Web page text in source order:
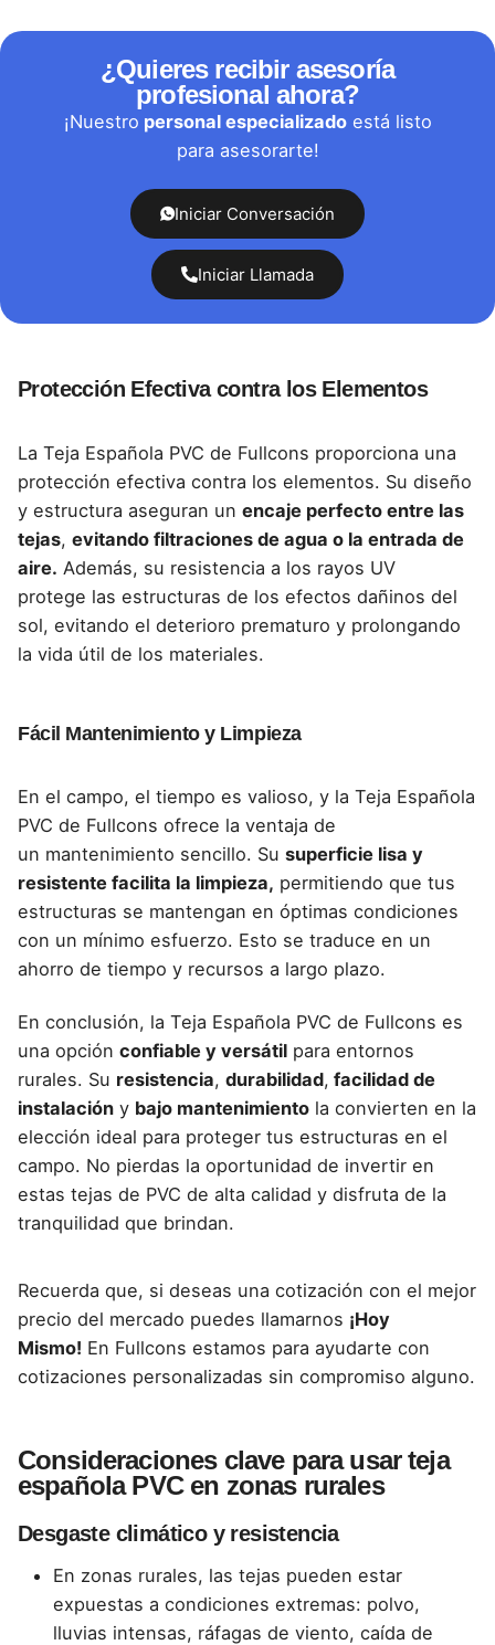
¿Quieres recibir asesoría
profesional ahora?
¡Nuestro personal especializadoestá listo
para asesorarte!
Iniciar Conversación
Iniciar Llamada
Protección Efectiva contra los Elementos
La Teja Española PVC de Fullcons proporciona una
protección efectiva contra los elementos. Su diseño
y estructura aseguran un encaje perfecto entre las
tejas, evitando filtraciones de agua o la entrada de
aire. Además, su resistencia a los rayos UV
protege las estructuras de los efectos dañinos del
sol, evitando el deterioro prematuro y prolongando
la vida útil de los materiales.
Fácil Mantenimiento y Limpieza
En el campo, el tiempo es valioso, y la Teja Española
PVC de Fullcons ofrece la ventaja de
un mantenimiento sencillo. Su superficie lisa y
resistente facilita la limpieza, permitiendo que tus
estructuras se mantengan en óptimas condiciones
con un mínimo esfuerzo. Esto se traduce en un
ahorro de tiempo y recursos a largo plazo.
En conclusión, la Teja Española PVC de Fullcons es
una opción confiable y versátil para entornos
rurales. Su resistencia, durabilidad, facilidad de
instalación y bajo mantenimiento la convierten en la
elección ideal para proteger tus estructuras en el
campo. No pierdas la oportunidad de invertir en
estas tejas de PVC de alta calidad y disfruta de la
tranquilidad que brindan.
Recuerda que, si deseas una cotización con el mejor
precio del mercado puedes llamarnos ¡Hoy
Mismo! En Fullcons estamos para ayudarte con
cotizaciones personalizadas sin compromiso alguno.
Consideraciones clave para usar teja
española PVC en zonas rurales
Desgaste climático y resistencia
En zonas rurales, las tejas pueden estar
expuestas a condiciones extremas: polvo,
lluvias intensas, ráfagas de viento, caída de